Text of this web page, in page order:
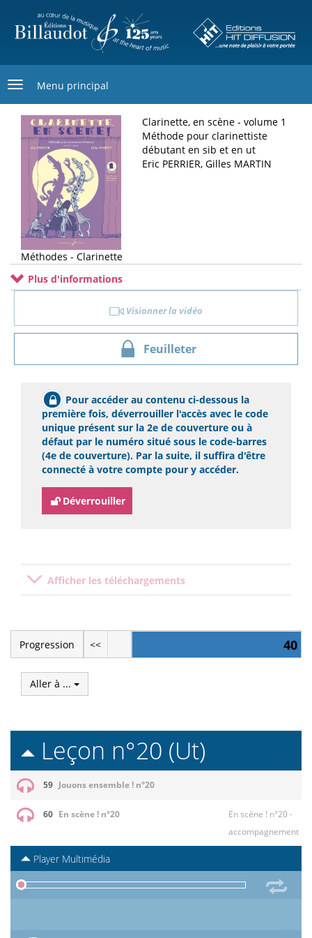
contenu
Menu principal
Clarinette, en scène - volume 1
Méthode pour clarinettiste
débutant en sib et en ut
Eric PERRIER, Gilles MARTIN
Méthodes - Clarinette
Plus d'informations
Visionner la vidéo
Feuilleter
Pour accéder au contenu ci-dessous la
première fois, déverrouiller l'accès avec le code
unique présent sur la 2e de couverture ou à
défaut par le numéro situé sous le code-barres
(4e de couverture). Par la suite, il suffira d'être
connecté à votre compte pour y accéder.
Déverrouiller
Afficher les téléchargements
Progression << 40
Aller à ...
Leçon n°20 (Ut)
59 Jouons ensemble ! n°20
60 En scène ! n°20
En scène ! n°20 -
accompagnement
Player Multimédia